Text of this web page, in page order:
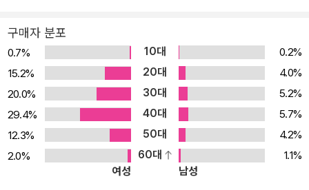
구매자 분포
0.7% 10대
0.2%
15.2%
20대
4.0%
20.0%
30대
5.2%
29.4%
40대
5.7%
12.3%
50대
4.2%
2.0%
60대
1.1%
여성
남성